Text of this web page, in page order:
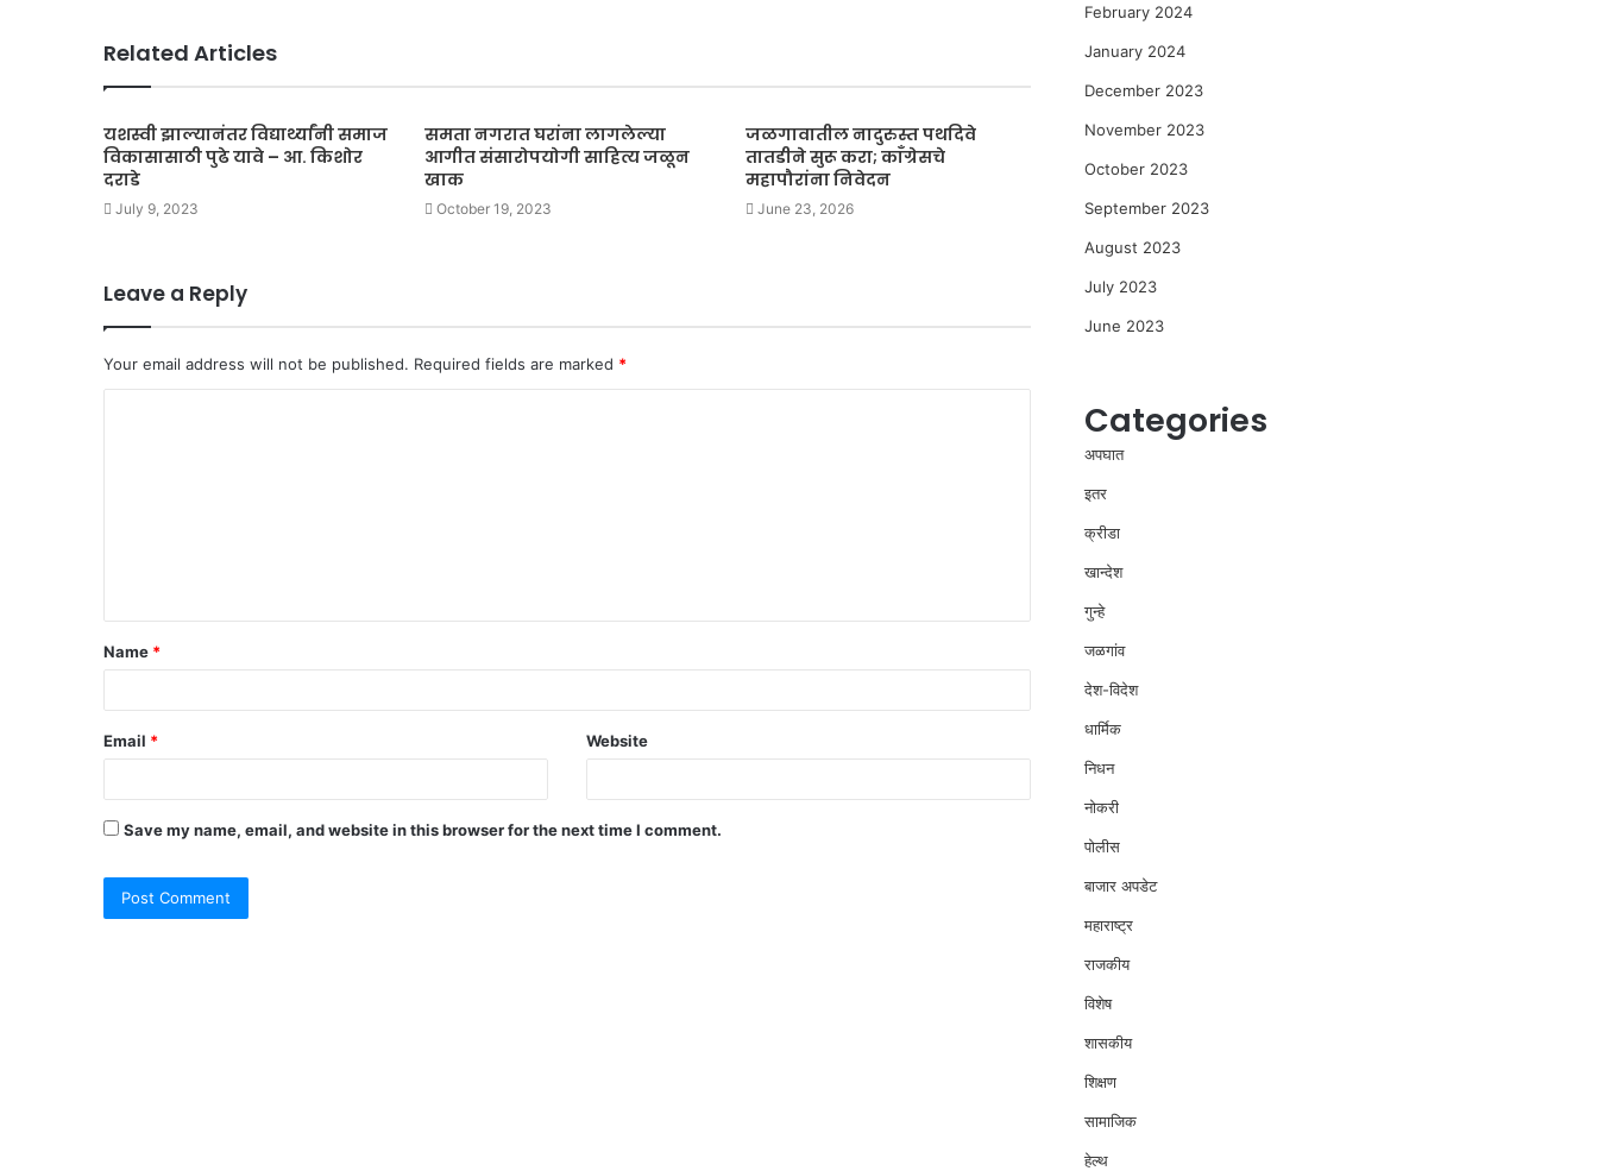
Related Articles
यशस्वी झाल्यानंतर विद्यार्थ्यांनी समाज
विकासासाठी पुढे यावे – आ. किशोर
दराडे
July 9, 2023
समता नगरात घरांना लागलेल्या
आगीत संसारोपयोगी साहित्य जळून
खाक
October 19, 2023
जळगावातील नादुरुस्त पथदिवे
तातडीने सुरू करा; काँग्रेसचे
महापौरांना निवेदन
June 23, 2026
Leave a Reply
Your email address will not be published. Required fields are marked *
t
*
Name *
Email * Website
Save my name, email, and website in this browser for the next time I comment.
February 2024
January 2024
December 2023
November 2023
October 2023
September 2023
August 2023
July 2023
June 2023
Categories
अपघात
इतर
क्रीडा
खान्देश
गुन्हे
जळगांव
देश-विदेश
धार्मिक
निधन
नोकरी
पोलीस
बाजार अपडेट
महाराष्ट्र
राजकीय
विशेष
शासकीय
शिक्षण
सामाजिक
हेल्थ